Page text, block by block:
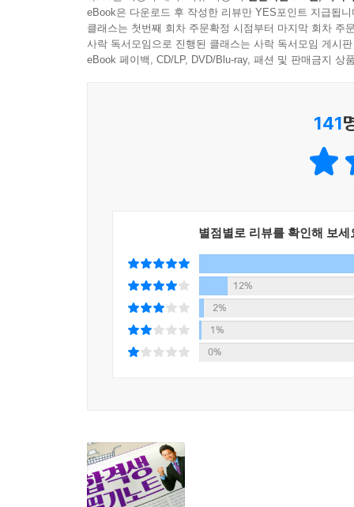
eBook은 다운로드 후 작성한 리뷰만 YES포인트 지급됩니
클래스는 첫번째 회차 주문확정 시점부터 마지막 회차 주
사락 독서모임으로 진행된 클래스는 사락 독서모임 게시
eBook 페이백, CD/LP, DVD/Blu-ray, 패션 및 판매금지 상
141
별점별로 리뷰를 확인해 보세
12%
2%
1%
0%